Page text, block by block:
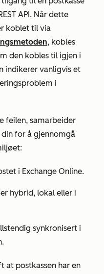
API. Når dette
koblet til via
, kobles
den kobles til igjen i
indikerer vanligvis et
i
feilen, samarbeider
for å gjennomgå
i Exchange Online.
hybrid, lokal eller i
synkronisert i
at postkassen har en